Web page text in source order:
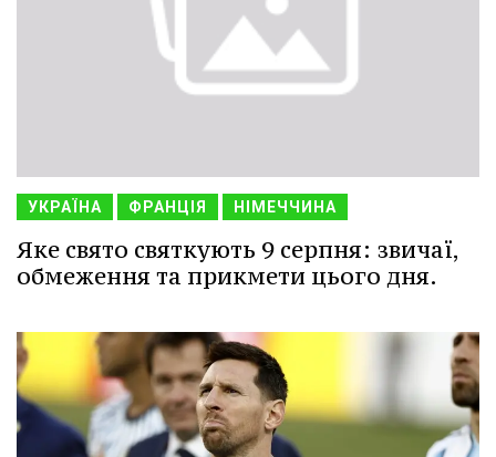
УКРАЇНА ФРАНЦІЯ НІМЕЧЧИНА
Яке свято святкують 9 серпня: звичаї,
обмеження та прикмети цього дня.